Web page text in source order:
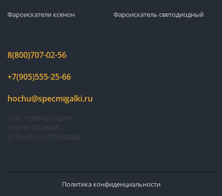
Фароискатели ксенон Фароискатель светодиодный
8(800)707-02-56
+7(905)555-25-66
hochu@specmigalki.ru
ООО "6000 КЕЛЬВИН"
ИНН 9723129845
ОГРНИП 1217700563948
Политика конфиденциальности